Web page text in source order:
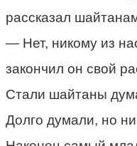
рассказал
— Нет, никому из
закончил он свой
Стали шайтаны
Долго думали, но